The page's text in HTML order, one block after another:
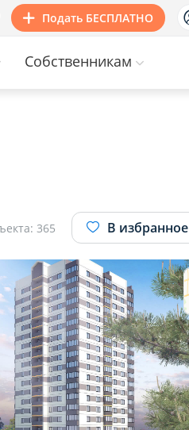
Подать БЕСПЛАТНО
Собственникам
365 В избранное